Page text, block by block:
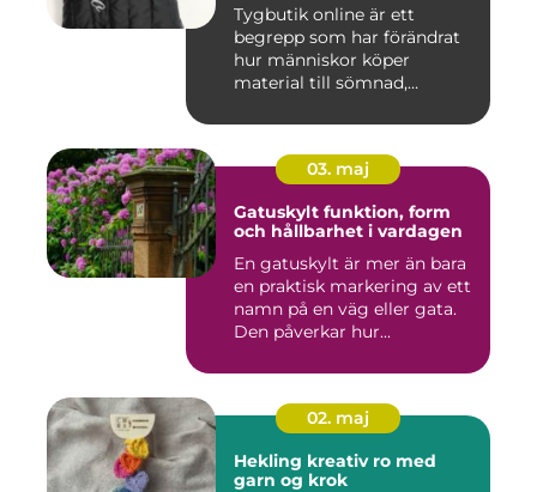
Tygbutik online är ett
begrepp som har förändrat
hur människor köper
material till sömnad,
03. maj
Gatuskylt funktion, form
och hållbarhet i vardagen
En gatuskylt är mer än bara
en praktisk markering av ett
namn på en väg eller gata.
Den påverkar hur...
02. maj
Hekling kreativ ro med
garn og krok